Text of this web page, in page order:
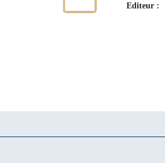
Editeur :